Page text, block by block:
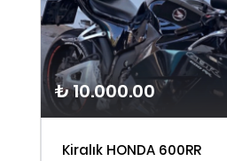
₺ 10.000.00
Kiralık HONDA 600RR